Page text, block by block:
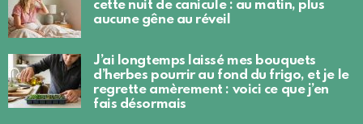
cette nuit de canicule : au matin, plus
aucune gêne au réveil
J’ai longtemps laissé mes bouquets
d’herbes pourrir au fond du frigo, et je le
regrette amèrement : voici ce que j’en
fais désormais